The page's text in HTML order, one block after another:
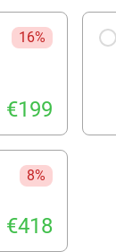
16%
€199
8%
€418